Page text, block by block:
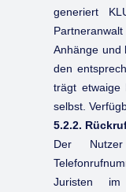
generiert
Anhänge und
den
trägt etwaige
selbst.
5.2.2.
Der
Juristen im